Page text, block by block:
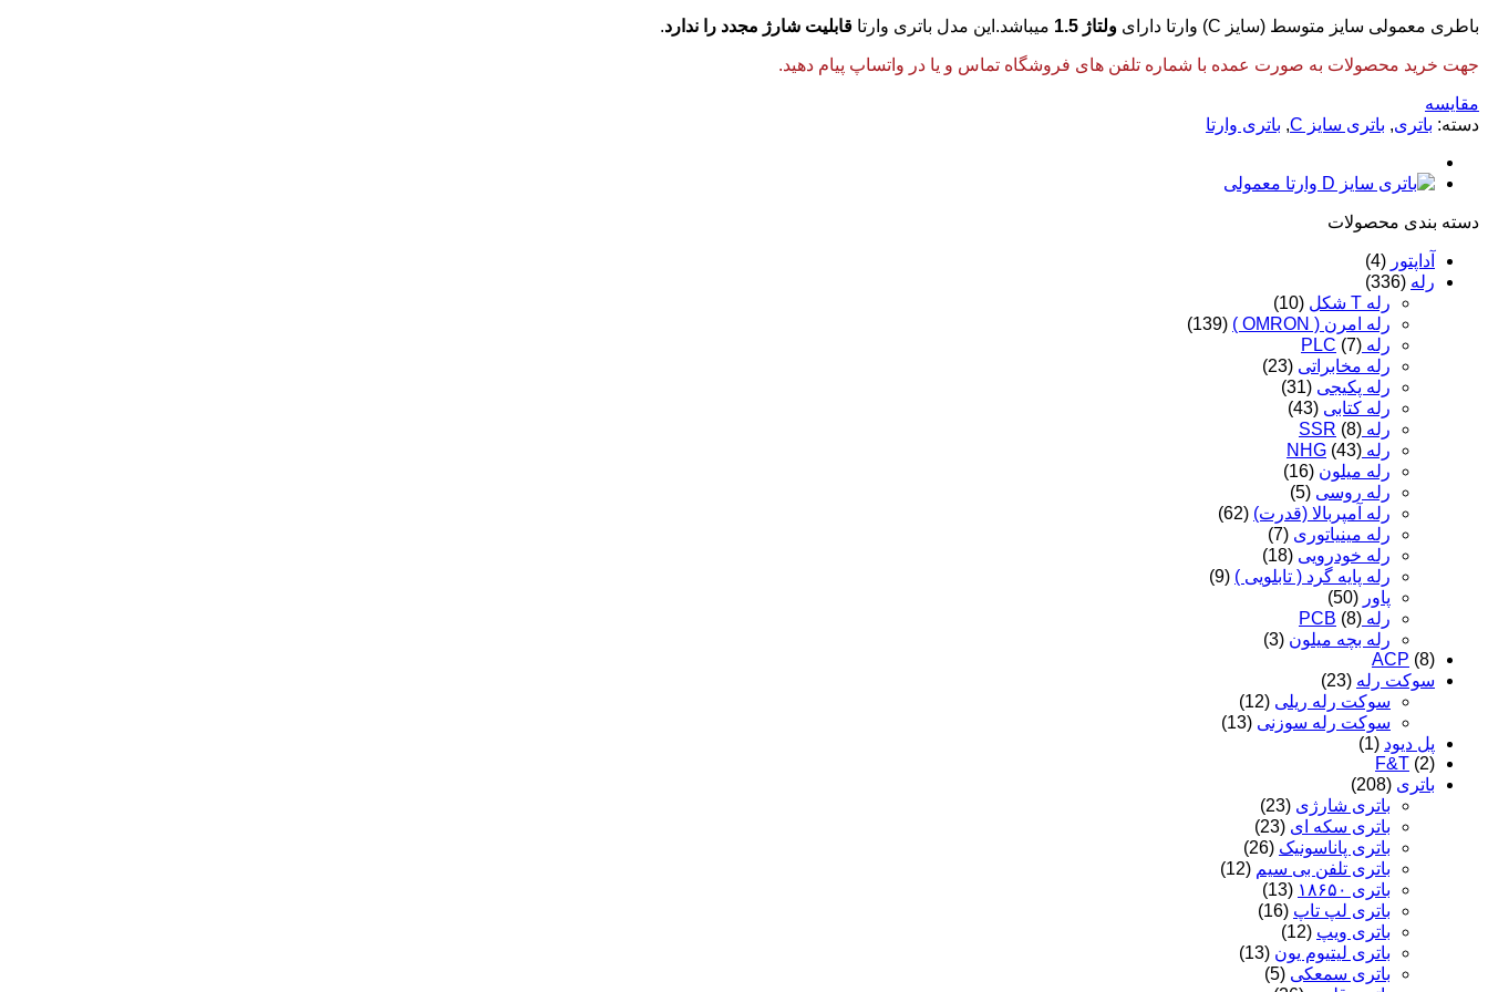
باطری معمولی سایز متوسط (سایز C) وارتا دارای ولتاژ 1.5 میباشد.این مدل باتری وارتا قابلیت شارژ مجدد را ندارد.
جهت خرید محصولات به صورت عمده با شماره تلفن های فروشگاه تماس و یا در واتساپ پیام دهید.
مقایسه
دسته: باتری, باتری سایز C , باتری وارتا
دسته‌ بندی محصولات
آداپتور (4)
رله (336)
رله T شکل
(10)
رله امرن ( OMRON )
(139)
رله PLC (7)
رله مخابراتی (23)
رله پکیجی (31)
رله کتابی (43)
رله SSR (8)
رله NHG (43)
رله میلون (16)
رله روسی (5)
رله آمپربالا (قدرت) (62)
رله مینیاتوری (7)
رله خودرویی (18)
رله پایه گرد ( تابلویی ) (9)
پاور (50)
رله PCB (8)
رله بچه میلون (3)
ACP (8)
سوکت رله (23)
سوکت رله ریلی (12)
سوکت رله سوزنی (13)
پل دیود (1)
F&T (2)
باتری (208)
باتری شارژی (23)
باتری سکه ای (23)
باتری پاناسونیک (26)
باتری تلفن بی سیم (12)
باتری ۱۸۶۵۰
(13)
باتری لپ تاپ (16)
باتری ویپ (12)
باتری لیتیوم یون (13)
باتری سمعکی (5)